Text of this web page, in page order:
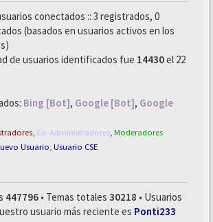
conectados :: 3 registrados, 0
(basados en usuarios activos en los
de usuarios identificados fue 14430el 22
Bing [Bot], Google [Bot], Google
Co-Administradores Moderadores
Usuario Usuario CSE
447796 • Temas totales 30218 • Usuarios
usuario más reciente es Ponti233